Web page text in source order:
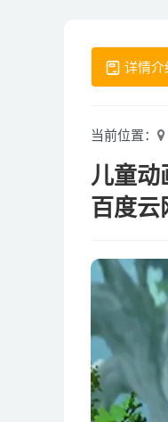
详情介
当前位置：
儿童动
百度云